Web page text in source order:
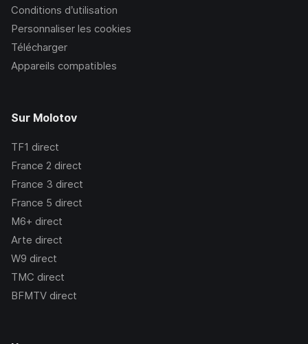
Conditions d’utilisation
Personnaliser les cookies
Télécharger
Appareils compatibles
Sur Molotov
TF1 direct
France 2 direct
France 3 direct
France 5 direct
M6+ direct
Arte direct
W9 direct
TMC direct
BFMTV direct